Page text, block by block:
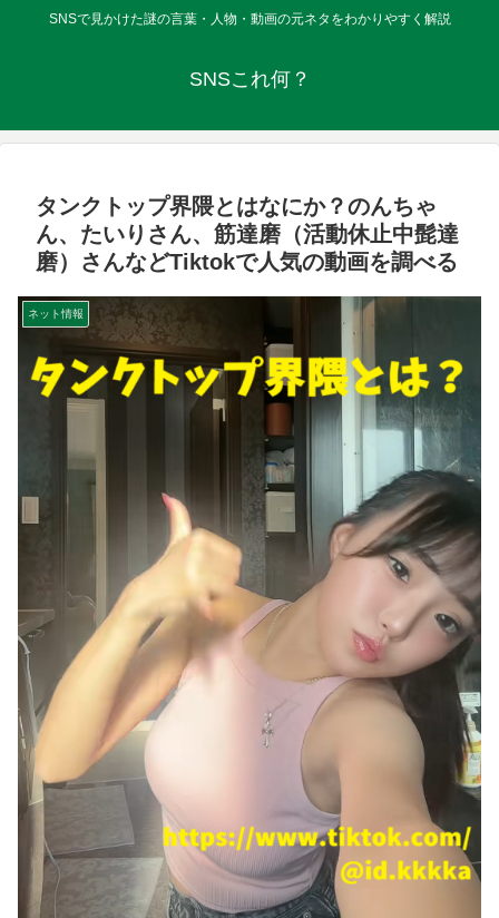
SNSで見かけた謎の言葉・人物・動画の元ネタをわかりやすく解説
SNSこれ何？
タンクトップ界隈とはなにか？のんちゃ
ん、たいりさん、筋達磨（活動休止中髭達
磨）さんなどTiktokで人気の動画を調べる
ネット情報